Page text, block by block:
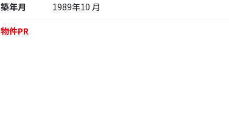
築年月
1989年10 月
物件PR